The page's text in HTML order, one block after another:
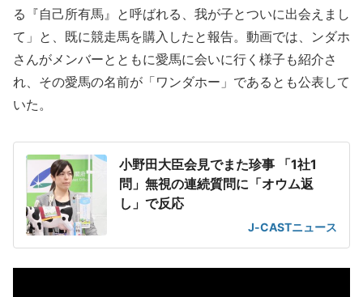
る『自己所有馬』と呼ばれる、我が子とついに出会えまし
て」と、既に競走馬を購入したと報告。動画では、ンダホ
さんがメンバーとともに愛馬に会いに行く様子も紹介さ
れ、その愛馬の名前が「ワンダホー」であるとも公表して
いた。
小野田大臣会見でまた珍事 「1社1
問」無視の連続質問に「オウム返
し」で反応
J-CASTニュース